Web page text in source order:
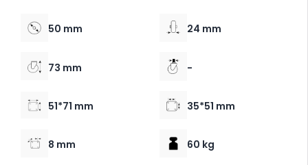
50 mm 24 mm
73 mm -
51*71 mm 35*51 mm
8 mm 60 kg